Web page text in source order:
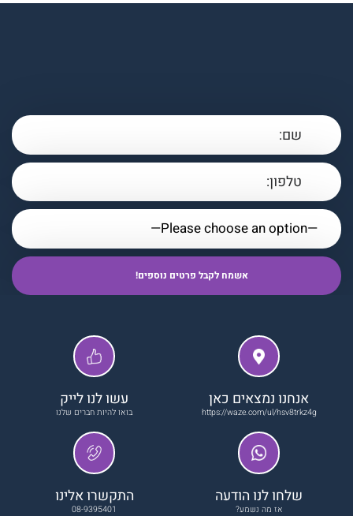
אנחנו נמצאים כאן
https://waze.com/ul/hsv8trkz4g
עשו לנו לייק
בואו להיות חברים שלנו
שלחו לנו הודעה
אז מה נשמע?
התקשרו אלינו
08-9395401